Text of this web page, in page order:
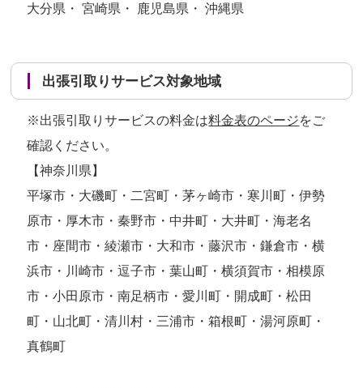
大分県・ 宮崎県・ 鹿児島県・ 沖縄県
出張引取りサービス対象地域
※出張引取りサービスの料金は料金表のページをご
確認ください。
【神奈川県】
平塚市・大磯町・二宮町・茅ヶ崎市・寒川町・伊勢
原市・厚木市・秦野市・中井町・大井町・海老名
市・座間市・綾瀬市・大和市・藤沢市・鎌倉市・横
浜市・川崎市・逗子市・葉山町・横須賀市・相模原
市・小田原市・南足柄市・愛川町・開成町・松田
町・山北町・清川村・三浦市・箱根町・湯河原町・
真鶴町